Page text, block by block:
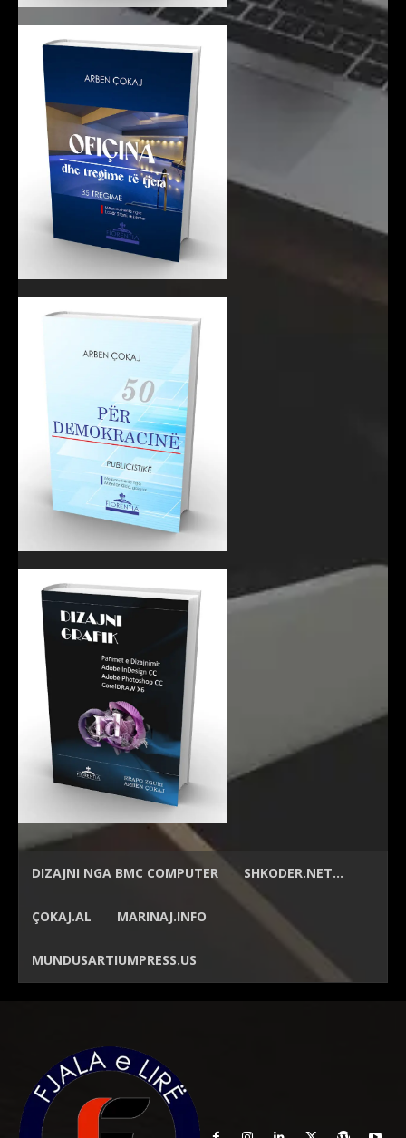
DIZAJNI NGA BMC COMPUTER SHKODER.NET…
ÇOKAJ.AL MARINAJ.INFO
MUNDUSARTIUMPRESS.US